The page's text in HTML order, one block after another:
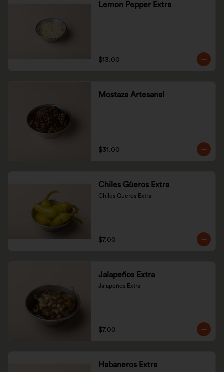
Lemon Pepper Extra
$13.00
Mostaza Artesanal
$31.00
Chiles Güeros Extra
Chiles Güeros Extra
$7.00
Jalapeños Extra
Jalapeños Extra
$7.00
Habaneros Extra